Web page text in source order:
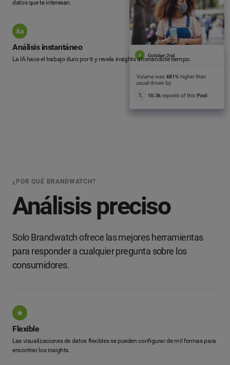
datos que te interesan.
Análisis instantáneo
La IA hace el trabajo duro por ti y revela insights ahorrándote tiempo.
¿POR QUÉ BRANDWATCH?
Análisis preciso
Solo Brandwatch ofrece las mejores herramientas
para responder a cualquier pregunta sobre los
consumidores.
Flexible
Las visualizaciones de datos flexibles se pueden configurar de mil formas para
encontrar los insights.